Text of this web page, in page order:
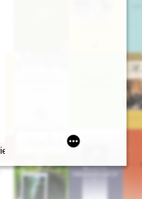
w polską tematykę